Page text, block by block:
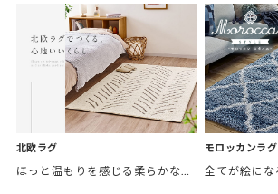
北欧ラグ モロッカンラグ